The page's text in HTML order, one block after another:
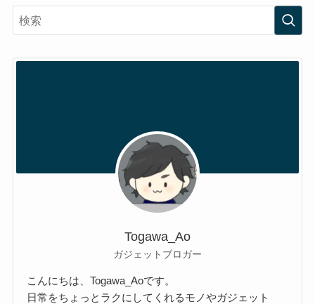
Togawa_Ao
ガジェットブロガー
こんにちは、Togawa_Aoです。
日常をちょっとラクにしてくれるモノやガジェット